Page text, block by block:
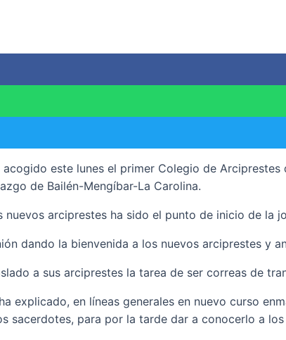
acogido este lunes el primer Colegio de
de Bailén-Mengíbar-La Carolina.
arciprestes ha sido el punto de inicio de la
dando la bienvenida a los nuevos arciprestes y
a sus arciprestes la tarea de ser correas de
explicado, en líneas generales en nuevo curso
sacerdotes, para por la tarde dar a conocerlo a